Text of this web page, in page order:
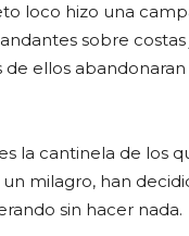
loco hizo una
sobre
ellos
la cantinela de los
milagro, han
sin hacer nada.